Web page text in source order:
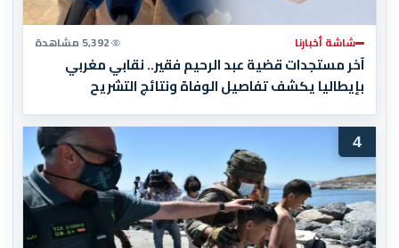
شاشة أخبارنا 5,392 مشاهدة
آخر مستجدات قضية عبد الرحيم فقير.. نقابي مغربي
بإيطاليا يكشف تفاصيل الوفاة ونتائج التشريح
4